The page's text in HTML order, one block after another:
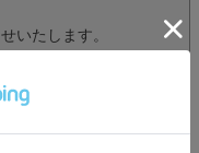
いたします。